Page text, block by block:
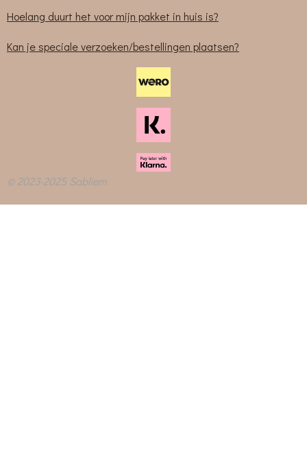
Hoelang duurt het voor mijn pakket in huis is?
Kan je speciale verzoeken/bestellingen plaatsen?
© 2023-2025 Sabliem